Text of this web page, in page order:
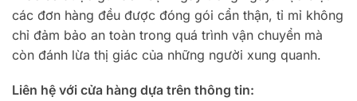
các đơn hàng đều được đóng gói cẩn thận, tỉ mỉ không
chỉ đảm bảo an toàn trong quá trình vận chuyển mà
còn đánh lừa thị giác của những người xung quanh.
Liên hệ với cửa hàng dựa trên thông tin: